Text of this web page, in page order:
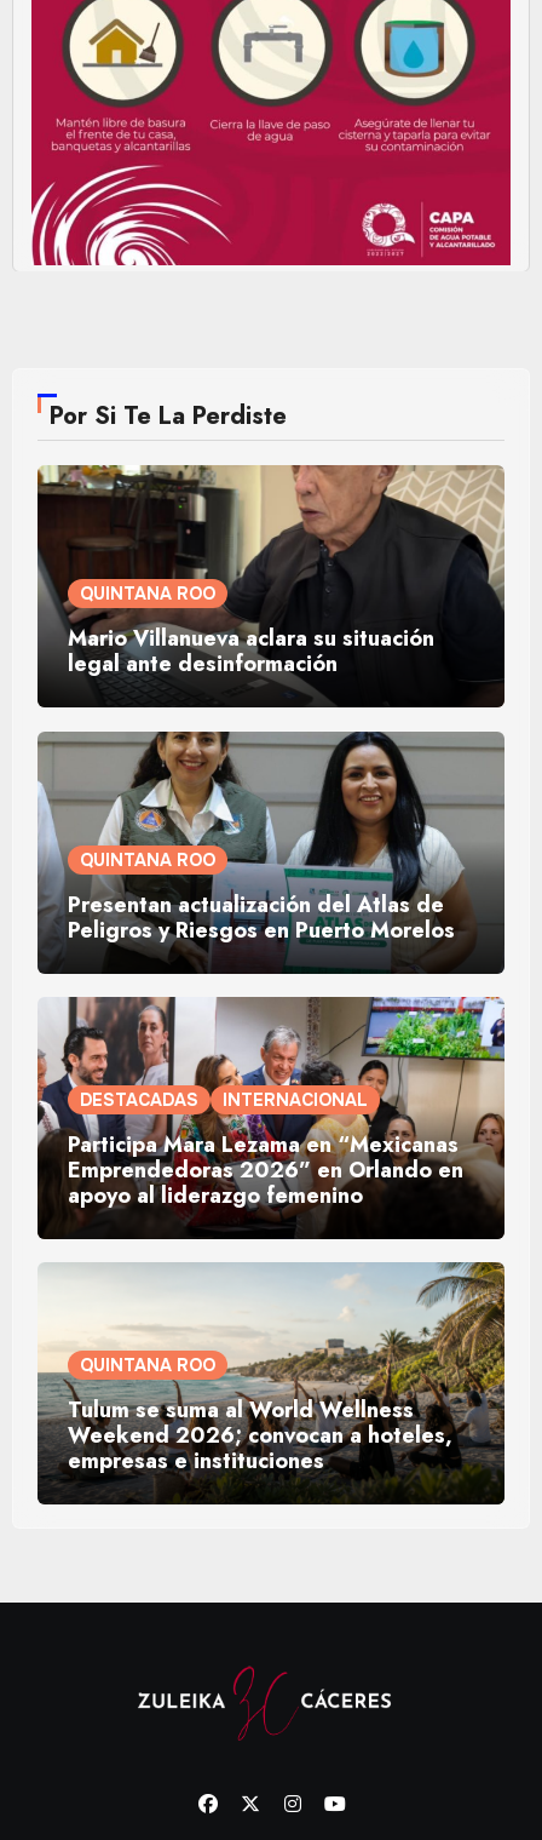
Por Si Te La Perdiste
QUINTANA ROO
Mario Villanueva aclara su situación
legal ante desinformación
QUINTANA ROO
Presentan actualización del Atlas de
Peligros y Riesgos en Puerto Morelos
DESTACADAS INTERNACIONAL
Participa Mara Lezama en “Mexicanas
Emprendedoras 2026” en Orlando en
apoyo al liderazgo femenino
QUINTANA ROO
Tulum se suma al World Wellness
Weekend 2026; convocan a hoteles,
empresas e instituciones